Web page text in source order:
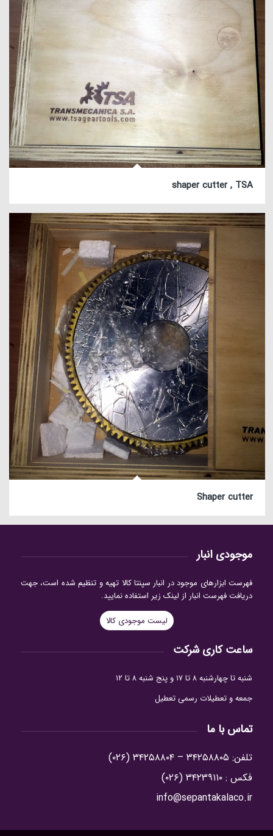
shaper cutter , TSA
Shaper cutter
موجودی انبار
فهرست ابزارهای موجود در انبار سپنتا کالا تهیه و تنظیم شده است، جهت
دریافت فهرست انبار از لینک زیر استفاده نمایید.
لیست موجودی کالا
ساعت کاری شرکت
شنبه تا چهارشنبه ۸ تا ۱۷ و پنج شنبه ۸ تا ۱۲
جمعه و تعطیلات رسمی تعطیل
تماس با ما
تلفن: ۳۴۲۵۸۸۰۵ – ۳۴۲۵۸۸۰۴ (۰۲۶)
فکس : ۳۴۲۳۹۱۱۰ (۰۲۶)
info@sepantakalaco.ir